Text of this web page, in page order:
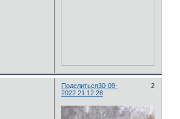
Поделиться 2
30-09-
2022 21:12:28